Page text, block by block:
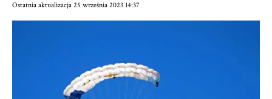
Ostatnia aktualizacja 25 września 2023 14:37